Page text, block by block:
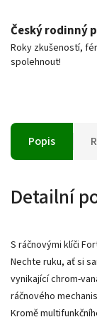
Český rodinný
Roky zkušeností,
spolehnout!
Popis
Detailní
S ráčnovými klíči
Nechte ruku, ať si
vynikající chrom-
ráčnového
Kromě